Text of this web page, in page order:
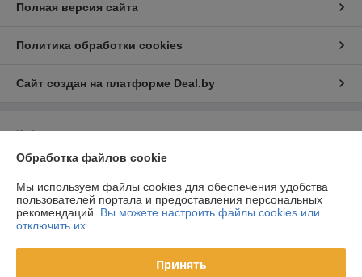
Полная версия сайта
Политика обработки cookies
Сайт создан на платформе Deal.by
Информация для покупателя
Юридическое лицо:ООО «Световые декорации»
комната 2/2
Регистрационный номер ЕГР: 193876703
Регистрационный орган: Мингорисполком
Обработка файлов cookie
Мы используем файлы cookies для обеспечения удобства
пользователей портала и предоставления персональных
рекомендаций. Вы можете настроить файлы cookies или
отключить их.
Принять